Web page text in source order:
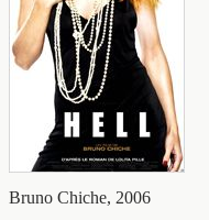
Bruno Chiche, 2006